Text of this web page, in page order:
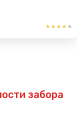
забора